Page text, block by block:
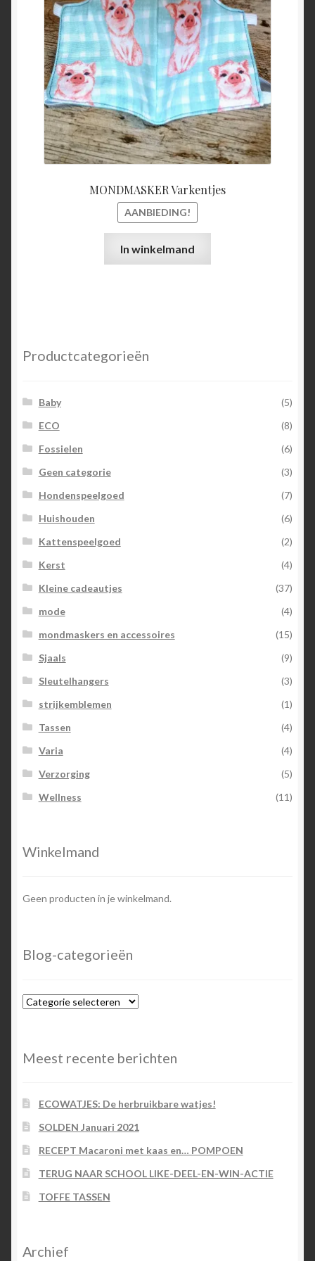
MONDMASKER Varkentjes
AANBIEDING!
€15,00.
In winkelmand
Productcategorieën
Baby
(5)
ECO
(8)
Fossielen
(6)
Geen categorie
(3)
Hondenspeelgoed
(7)
Huishouden
(6)
Kattenspeelgoed
(2)
Kerst
(4)
Kleine cadeautjes
(37)
mode
(4)
mondmaskers en accessoires
(15)
Sjaals
(9)
Sleutelhangers
(3)
strijkemblemen
(1)
Tassen
(4)
Varia
(4)
Verzorging
(5)
Wellness
(11)
Winkelmand
Geen producten in je winkelmand.
Blog-categorieën
Blog-
Meest recente berichten
ECOWATJES: De herbruikbare watjes!
SOLDEN Januari 2021
RECEPT Macaroni met kaas en… POMPOEN
TERUG NAAR SCHOOL LIKE-DEEL-EN-WIN-ACTIE
TOFFE TASSEN
Archief